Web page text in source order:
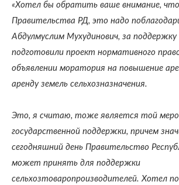
«Хотел бы обратить ваше внимание,
Правительства РД, это надо
Абдулмуслим Мухудинович, за
подготовили проект нормативного
объявлении моратория на повышение
аренду земель сельхозназначения.
Это, я считаю, тоже является той
государственной поддержки, причем
сегодняшний день Правительство
может принять для поддержки
сельхозтоваропроизводителей. Хотел